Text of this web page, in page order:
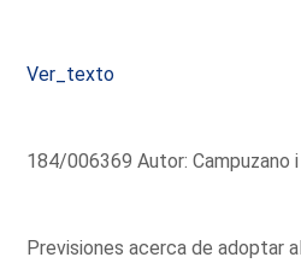
Ver_texto
184/006369 Autor: Campuzano i
Previsiones acerca de adoptar